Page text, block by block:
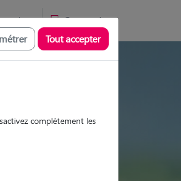
sitter Connexion
Tout accepter
complètement les